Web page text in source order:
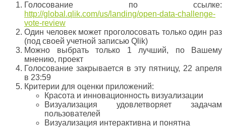
Голосование по ссылке:
http://global.qlik.com/us/landing/open-data-challenge-
vote-review
Один человек может проголосовать только один раз
(под своей учетной записью Qlik)
Можно выбрать только 1 лучший, по Вашему
мнению, проект
Голосование закрывается в эту пятницу, 22 апреля
в 23:59
Критерии для оценки приложений:
Красота и инновационность визуализации
Визуализация удовлетворяет задачам
пользователей
Визуализация интерактивна и понятна